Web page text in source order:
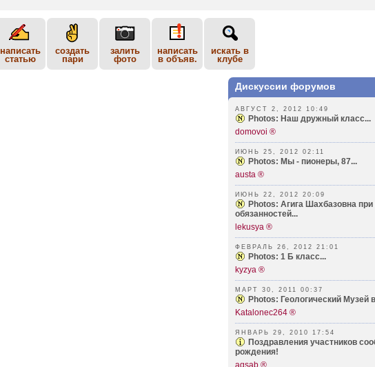
написать
статью
создать
пари
залить
фото
написать
в объяв.
искать в
клубе
Дискуссии форумов
АВГУСТ 2, 2012 10:49
Photos: Наш дружный класс...
domovoi ®
ИЮНЬ 25, 2012 02:11
Photos: Мы - пионеры, 87...
austa ®
ИЮНЬ 22, 2012 20:09
Photos: Агига Шахбазовна
обязанностей...
lekusya ®
ФЕВРАЛЬ 26, 2012 21:01
Photos: 1 Б класс...
kyzya ®
МАРТ 30, 2011 00:37
Photos: Геологический Музей
Katalonec264 ®
ЯНВАРЬ 29, 2010 17:54
Поздравления участников
рождения!
agsab ®